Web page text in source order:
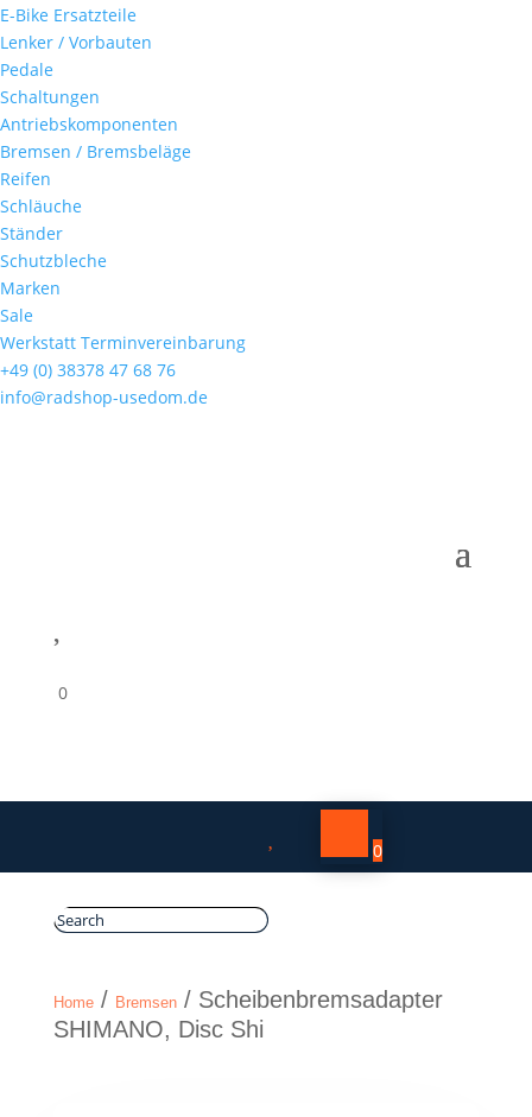
E-Bike Ersatzteile
Lenker / Vorbauten
Pedale
Schaltungen
Antriebskomponenten
Bremsen / Bremsbeläge
Reifen
Schläuche
Ständer
Schutzbleche
Marken
Sale
Werkstatt Terminvereinbarung
+49 (0) 38378 47 68 76
info@radshop-usedom.de
0
0
Home/ Bremsen/ Scheibenbremsadapter
SHIMANO, Disc Shi